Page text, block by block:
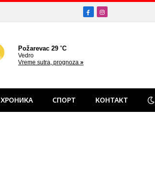
FacebookInstagram
ХРОНИКА СПОРТ КОНТАКТ